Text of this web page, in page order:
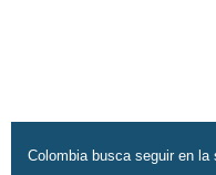
Colombia busca seguir en la